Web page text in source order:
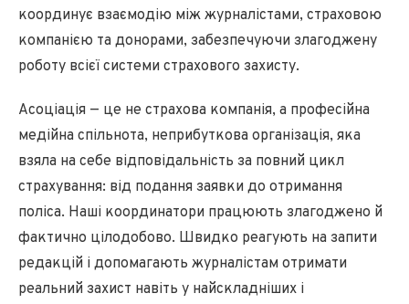
координує взаємодію між журналістами, страховою
компанією та донорами, забезпечуючи злагоджену
роботу всієї системи страхового захисту.
Асоціація — це не страхова компанія, а професійна
медійна спільнота, неприбуткова організація, яка
взяла на себе відповідальність за повний цикл
страхування: від подання заявки до отримання
поліса. Наші координатори працюють злагоджено й
фактично цілодобово. Швидко реагують на запити
редакцій і допомагають журналістам отримати
реальний захист навіть у найскладніших і